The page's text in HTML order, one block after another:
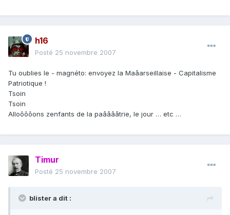
h16
Posté 25 novembre 2007
Tu oublies le - magnéto: envoyez la Maâarseillaise - Capitalisme
Patriotique !
Tsoin
Tsoin
Alloôôôons zenfants de la paââââtrie, le jour … etc …
Timur
Posté 25 novembre 2007
blister a dit :